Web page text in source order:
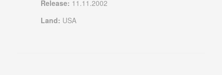
Release: 11.11.2002
Land: USA